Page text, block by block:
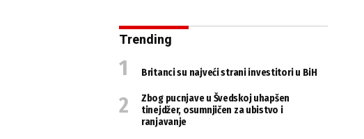
Trending
Britanci su najveći strani investitori u BiH
Zbog pucnjave u Švedskoj uhapšen
tinejdžer, osumnjičen za ubistvo i
ranjavanje